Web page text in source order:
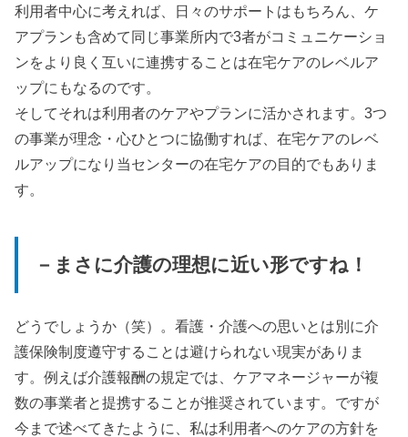
利用者中心に考えれば、日々のサポートはもちろん、ケ
アプランも含めて同じ事業所内で3者がコミュニケーショ
ンをより良く互いに連携することは在宅ケアのレベルア
ップにもなるのです。
そしてそれは利用者のケアやプランに活かされます。3つ
の事業が理念・心ひとつに協働すれば、在宅ケアのレベ
ルアップになり当センターの在宅ケアの目的でもありま
す。
－まさに介護の理想に近い形ですね！
どうでしょうか（笑）。看護・介護への思いとは別に介
護保険制度遵守することは避けられない現実がありま
す。例えば介護報酬の規定では、ケアマネージャーが複
数の事業者と提携することが推奨されています。ですが
今まで述べてきたように、私は利用者へのケアの方針を